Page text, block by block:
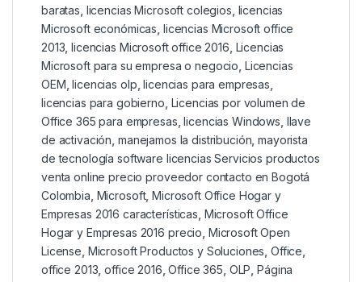
baratas licencias Microsoft colegios licencias
Microsoft económicas licencias Microsoft office
2013 ,licencias Microsoft office 2016 Licencias
Microsoft para su empresa o negocio Licencias
OEM ,licencias olp ,licencias para empresas
licencias para gobierno Licencias por volumen de
Office 365 para empresas ,licencias Windows llave
de activación manejamos la distribución ,mayorista
de tecnología software licencias Servicios productos
venta online precio proveedor contacto en Bogotá
Colombia Microsoft,Microsoft Office Hogar y
Empresas 2016 características Microsoft Office
Hogar y Empresas 2016 precio Microsoft Open
License Microsoft Productos y Soluciones ,Office
office 2013 ,office 2016 ,Office 365 OLP ,Página